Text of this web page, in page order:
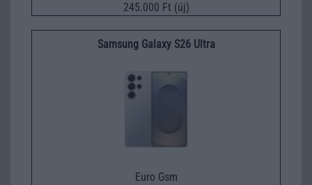
245.000 Ft (új)
Samsung Galaxy S26 Ultra
Euro Gsm